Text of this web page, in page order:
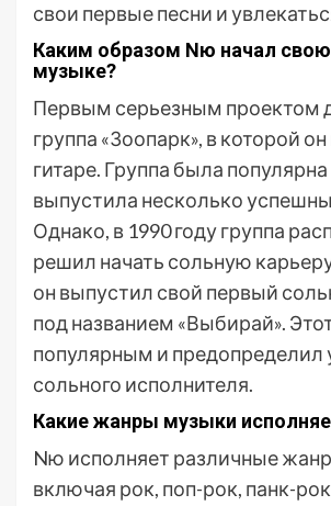
свои первые песни и
Каким образом Nю начал свою
музыке?
Первым серьезным проектом
группа «Зоопарк», в которой
гитаре. Группа была популярна
выпустила несколько
Однако, в 1990 году группа
решил начать сольную
он выпустил свой первый
под названием «Выбирай».
популярным и предопределил
сольного исполнителя.
Какие жанры музыки
Nю исполняет различные
включая рок, поп-рок, панк-